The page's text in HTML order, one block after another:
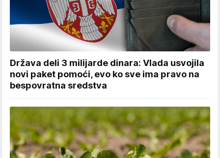
Država deli 3 milijarde dinara: Vlada usvojila
novi paket pomoći, evo ko sve ima pravo na
bespovratna sredstva